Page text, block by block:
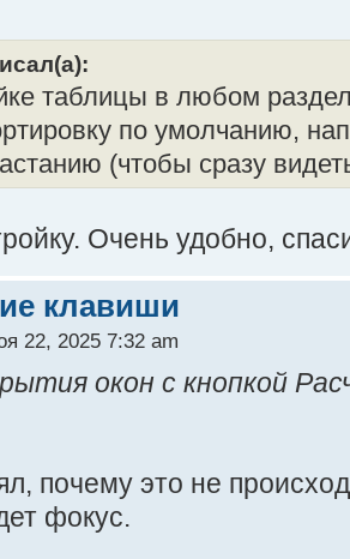
таблицы в любом
по умолчанию,
(чтобы сразу
Очень удобно,
клавиши
22, 2025 7:32 am
окон с кнопкой
почему это не
фокус.